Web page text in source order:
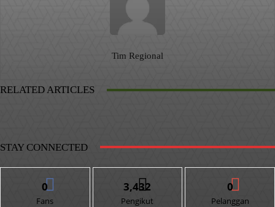
Tim Regional
RELATED ARTICLES
STAY CONNECTED
0
Fans
3,432
Pengikut
0
Pelanggan